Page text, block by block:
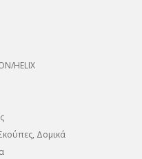
HELIX
Δομικά